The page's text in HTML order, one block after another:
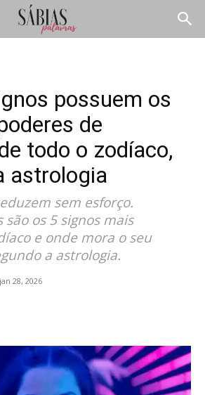
possuem os
de
todo o zodíaco,
astrologia
sem esforço.
os 5 signos mais
e onde mora o seu
a astrologia.
jan 28, 2026